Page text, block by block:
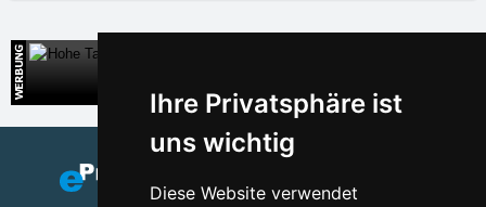
Ihre Privatsphäre ist
uns wichtig
Diese Website verwendet